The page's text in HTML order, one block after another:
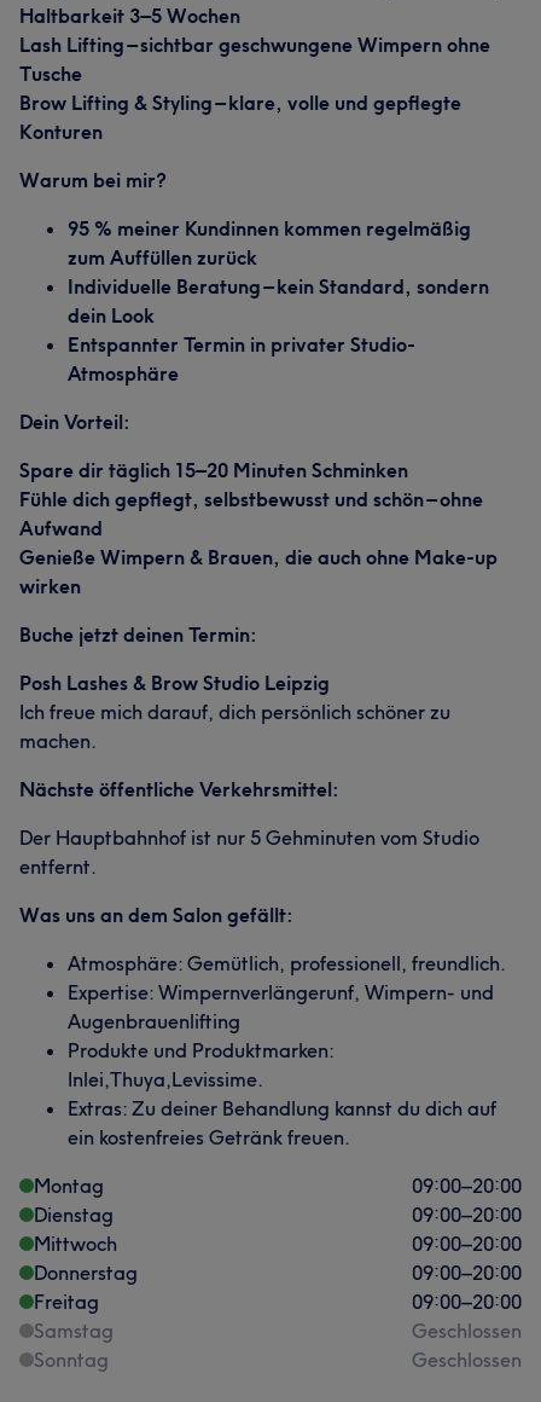
Haltbarkeit 3–5 Wochen
Lash Lifting – sichtbar geschwungene Wimpern ohne
Tusche
Brow Lifting & Styling – klare, volle und gepflegte
Konturen
Warum bei mir?
95 % meiner Kundinnen kommen regelmäßig
zum Auffüllen zurück
Individuelle Beratung – kein Standard, sondern
dein Look
Entspannter Termin in privater Studio-
Atmosphäre
Dein Vorteil:
Spare dir täglich 15–20 Minuten Schminken
Fühle dich gepflegt, selbstbewusst und schön – ohne
Aufwand
Genieße Wimpern & Brauen, die auch ohne Make-up
wirken
Buche jetzt deinen Termin:
Posh Lashes & Brow Studio Leipzig
Ich freue mich darauf, dich persönlich schöner zu
machen.
Nächste öffentliche Verkehrsmittel:
Der Hauptbahnhof ist nur 5 Gehminuten vom Studio
entfernt.
Was uns an dem Salon gefällt:
Atmosphäre: Gemütlich, professionell, freundlich.
Expertise: Wimpernverlängerunf, Wimpern- und
Augenbrauenlifting
Produkte und Produktmarken:
Inlei,Thuya,Levissime.
Extras: Zu deiner Behandlung kannst du dich auf
ein kostenfreies Getränk freuen.
Montag
09:00–20:00
Dienstag
09:00–20:00
Mittwoch
09:00–20:00
Donnerstag
09:00–20:00
Freitag
09:00–20:00
Samstag
Geschlossen
Sonntag
Geschlossen